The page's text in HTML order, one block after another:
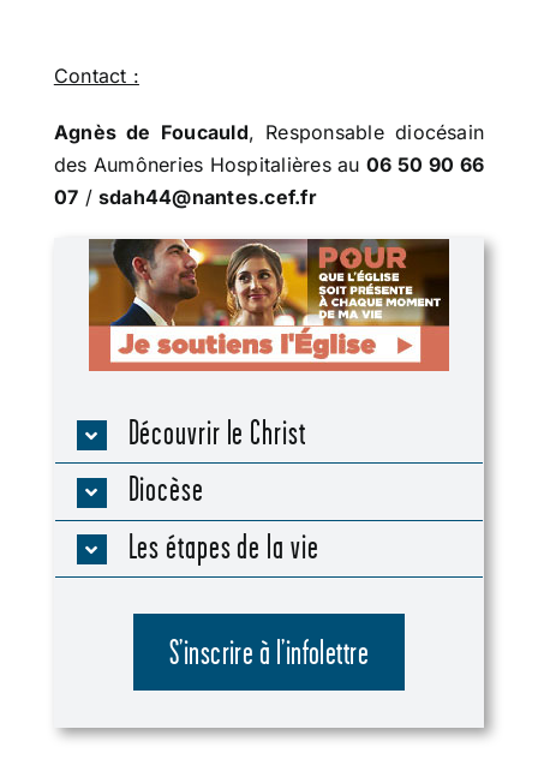
Contact :
Agnès de Foucauld, Responsable diocésain
des Aumôneries Hospitalières au06 50 90 66
07 / sdah44@nantes.cef.fr
Découvrir le Christ
Diocèse
Les étapes de la vie
S’inscrire à l’infolettre